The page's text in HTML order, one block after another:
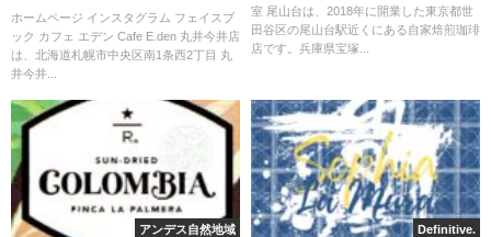
ホームページ インスタグラム フェイスブ
ック カフェ エデン Cafe E.den 丸井今井店
は、北海道札幌市中央区南1条西2丁目 丸
井今井...
室 尾山台は、2018年に開業した東京都世
田谷区の尾山台駅近くにある自家焙煎珈琲
店です。兵庫県宝塚...
アンデス自然地域 Definitive.